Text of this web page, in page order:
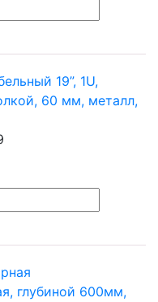
19”, 1U,
60 мм, металл,
глубиной 600мм,